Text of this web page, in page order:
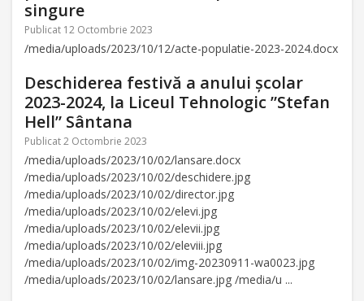
singure
Publicat 12 Octombrie 2023
/media/uploads/2023/10/12/acte-populatie-2023-2024.docx
Deschiderea festivă a anului școlar
2023-2024, la Liceul Tehnologic ”Stefan
Hell” Sântana
Publicat 2 Octombrie 2023
/media/uploads/2023/10/02/lansare.docx
/media/uploads/2023/10/02/deschidere.jpg
/media/uploads/2023/10/02/director.jpg
/media/uploads/2023/10/02/elevi.jpg
/media/uploads/2023/10/02/elevii.jpg
/media/uploads/2023/10/02/eleviii.jpg
/media/uploads/2023/10/02/img-20230911-wa0023.jpg
/media/uploads/2023/10/02/lansare.jpg /media/u ...